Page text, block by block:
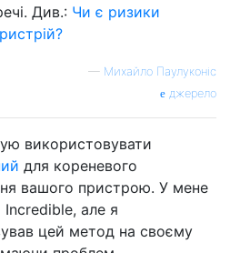
Див.: Чи є ризики
— Михайло Паулуконіс
джерело
використовувати
для кореневого
вашого пристрою. У мене
але я
цей метод на своєму